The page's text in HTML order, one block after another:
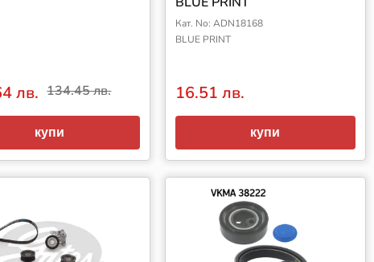
лв. 134.45 лв.
купи
Кат. No: ADN18168
BLUE PRINT
16.51 лв.
купи